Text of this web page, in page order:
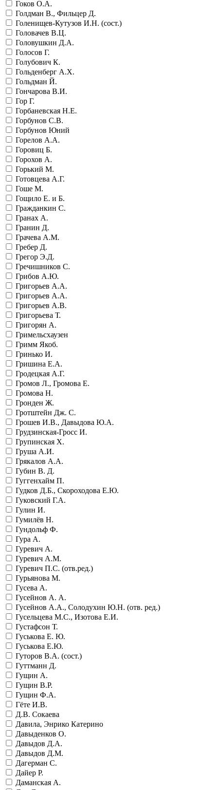
Гоков О.А.
Голдман В., Фильцер Д.
Голенищев-Кутузов И.Н. (сост.)
Головачев В.Ц.
Головушкин Д.А.
Голосов Г.
Голубович К.
Гольденберг А.Х.
Гольдман Й.
Гончарова В.И.
Гор Г.
Горбаневская Н.Е.
Горбунов С.В.
Горбунов Юний
Горелов А.А.
Горовиц Б.
Горохов А.
Горький М.
Готовцева А.Г.
Гоше М.
Гощило Е. и Б.
Гражданкин С.
Гранах А.
Гранин Д.
Грачева А.М.
Гребер Д.
Грегор Э.Д.
Гречишников С.
Грибов А.Ю.
Григорьев А.А.
Григорьев А.А.
Григорьев А.В.
Григорьева Т.
Григорян А.
Гримельсхаузен
Гримм Якоб.
Гринько И.
Гришина Е.А.
Гродецкая А.Г.
Громов Л., Громова Е.
Громова Н.
Гронден Ж.
Гротштейн Дж. С.
Грошев И.В., Давыдова Ю.А.
Грудзинская-Гросс И.
Групинская Х.
Груша А.И.
Грякалов А.А.
Губин В. Д.
Гуггенхайм П.
Гудков Д.Б., Скороходова Е.Ю.
Гуковский Г.А.
Гулин И.
Гумилёв Н.
Гундольф Ф.
Гура А.
Гуревич А.
Гуревич А.М.
Гуревич П.С. (отв.ред.)
Гурьянова М.
Гусева А.
Гусейнов А. А.
Гусейнов А.А., Солодухин Ю.Н. (отв. ред.)
Гусельцева М.С., Изотова Е.И.
Густафсон Т.
Гуськова Е. Ю.
Гуськова Е.Ю.
Гуторов В.А. (сост.)
Гуттманн Д.
Гущин А.
Гущин В.Р.
Гущин Ф.А.
Гёте И.В.
Д.В. Сокаева
Давила, Энрико Катерино
Давыденков О.
Давыдов Д.А.
Давыдов Д.М.
Дагерман С.
Дайер Р.
Даманская А.